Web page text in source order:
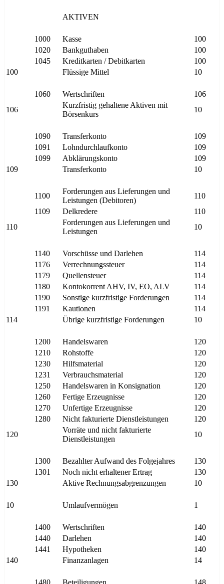
AKTIVEN
1000 Kasse
100
1020
Bankguthaben
100
1045
Kreditkarten / Debitkarten
100
100
Flüssige Mittel 10
1060 Wertschriften
106
106
Kurzfristig gehaltene Aktiven mit
Börsenkurs
10
1090 Transferkonto
109
1091
Lohndurchlaufkonto
109
1099
Abklärungskonto
109
109
Transferkonto 10
1100
Forderungen aus Lieferungen und
Leistungen (Debitoren)
110
1109
Delkredere
110
110
Forderungen aus Lieferungen und
Leistungen
10
1140 Vorschüsse und Darlehen
114
1176
Verrechnungssteuer
114
1179
Quellensteuer
114
1180
Kontokorrent AHV, IV, EO, ALV
114
1190
Sonstige kurzfristige Forderungen
114
1191
Kautionen
114
114
Übrige kurzfristige Forderungen 10
1200 Handelswaren
120
1210
Rohstoffe
120
1230
Hilfsmaterial
120
1231
Verbrauchsmaterial
120
1250
Handelswaren in Konsignation
120
1260
Fertige Erzeugnisse
120
1270
Unfertige Erzeugnisse
120
1280
Nicht fakturierte Dienstleistungen
120
120
Vorräte und nicht fakturierte
Dienstleistungen
10
1300 Bezahlter Aufwand des Folgejahres
130
1301
Noch nicht erhaltener Ertrag
130
130
Aktive Rechnungsabgrenzungen 10
10 Umlaufvermögen 1
1400 Wertschriften
140
1440
Darlehen
140
1441
Hypotheken
140
140
Finanzanlagen 14